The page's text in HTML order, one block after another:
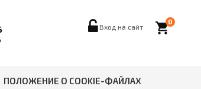
local_grocery_store0
Вход на сайт
ПОЛОЖЕНИЕ О COOKIE-ФАЙЛАХ